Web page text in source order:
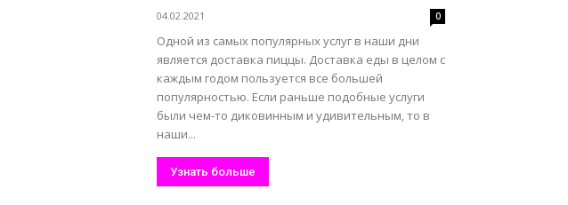
04.02.2021 0
Одной из самых популярных услуг в наши дни
является доставка пиццы. Доставка еды в целом с
каждым годом пользуется все большей
популярностью. Если раньше подобные услуги
были чем-то диковинным и удивительным, то в
наши...
Узнать больше